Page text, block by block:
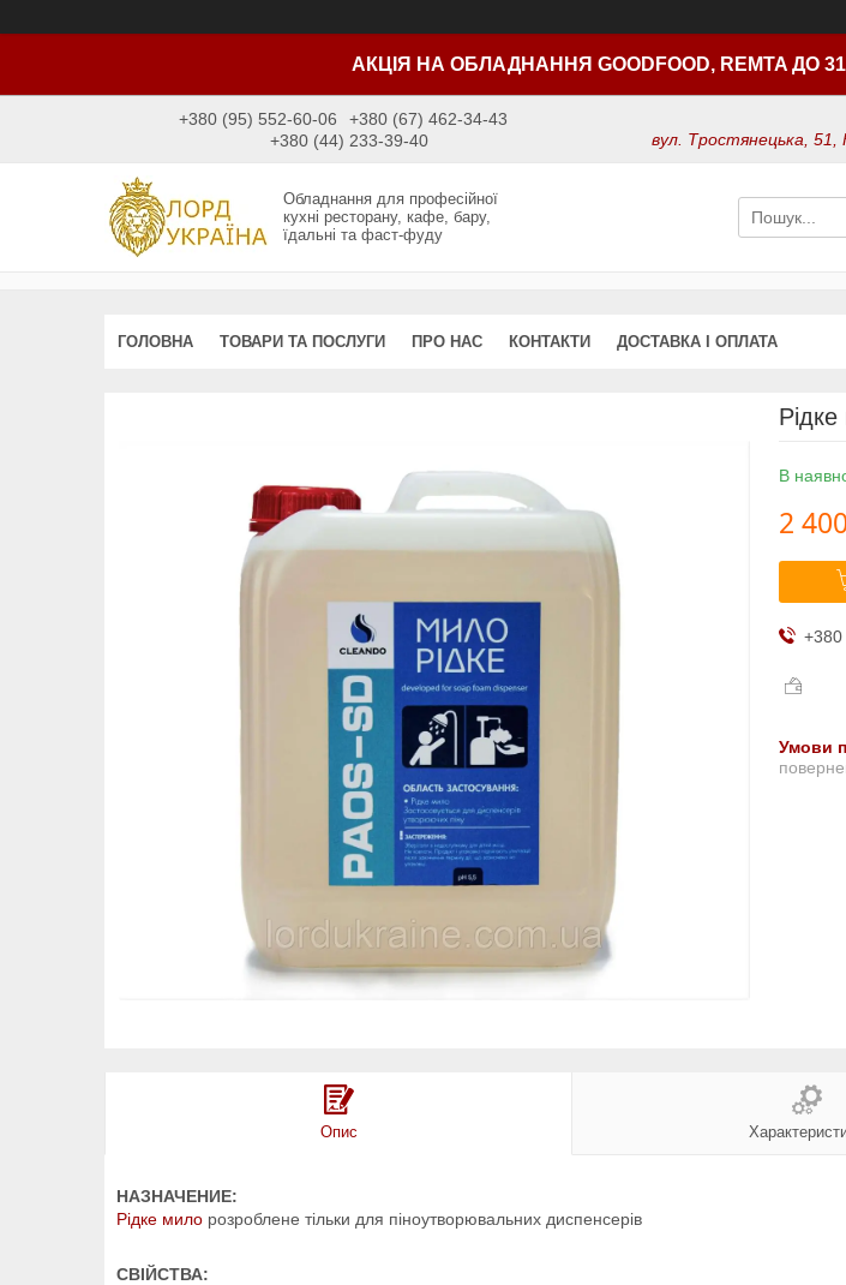
АКЦІЯ НА ОБЛАДНАННЯ GOODFOOD, REMTA ДО
+380 (95) 552-60-06
+380 (67) 462-34-43
+380 (44) 233-39-40
вул. Тростянецька, 51,
Обладнання для професійної
кухні ресторану, кафе, бару,
їдальні та фаст-фуду
ГОЛОВНА ТОВАРИ ТА ПОСЛУГИ ПРО НАС КОНТАКТИ ДОСТАВКА І ОПЛАТА
В
2
Опис
НАЗНАЧЕНИЕ:
Рідке мило розроблене тільки для піноутворювальних диспенсерів
СВІЙСТВА: